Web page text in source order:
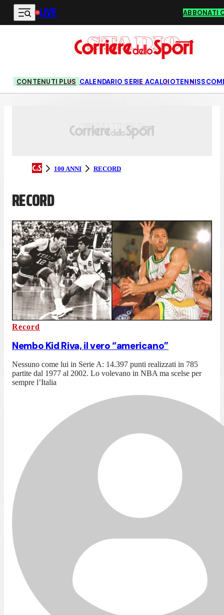
Vai al contenuto principale
LIVE ABBONATI
CONTENUTI PLUS CALENDARIO SERIE ACALCIOTENNIS
100 ANNI RECORD
RECORD
Record
Nembo Kid Riva, il vero “americano”
Nessuno come lui in Serie A: 14.397 punti realizzati in 785
partite dal 1977 al 2002. Lo volevano in NBA ma scelse per
sempre l’Italia